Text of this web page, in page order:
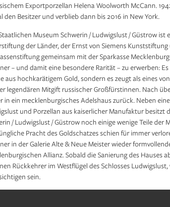
Exportporzellan Helena Woolworth McCann.
den Besitzer und verblieb dann bis 2016 in New York.
Museum Schwerin / Ludwigslust / Güstrow
der Länder, der Ernst von Siemens
gemeinsam mit der Sparkasse
– und damit eine besondere Rarität – zu erwerben:
aus hochkarätigem Gold, sondern es zeugt als eines
legendären Mitgift russischer Großfürstinnen. Nach
in ein mecklenburgisches Adelshaus zurück. Neben
und Porzellan aus kaiserlicher Manufaktur besitzt
/ Ludwigslust / Güstrow noch einige wenige Teile der
Pracht des Goldschatzes schien für immer
in der Galerie Alte & Neue Meister wieder
Allianz. Sobald die Sanierung des Hauses
Rückkehrer im Westflügel des Schlosses
sein.